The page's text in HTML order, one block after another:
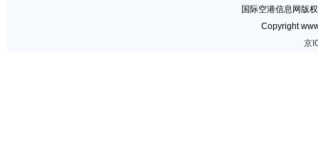
国际空港信息网版
Copyright
京